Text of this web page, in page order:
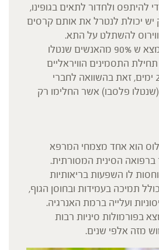
להיתפס ולחדור לתאים בגופינו,
יש יכולת לנטרל את אותם קרסים
להשתלט על התא.
מחקר ישראלי מצא ש 90% מהאנשים שנטלו
התסמינים הוויראליים
החלימו תוך 2-3 ימים, זאת בהשוואה לחברי
פלסבו) אשר החלימו רק
הוא אחד מצמחי המרפא
ברפואה הסינית המסורתית.
לו השפעות בריאותיות
תמיכה בעמידות ובחוסן הגוף,
ועלייה ברמת האנרגיה.
בפורמולות סיניות רבות
מזה אלפי שנים.